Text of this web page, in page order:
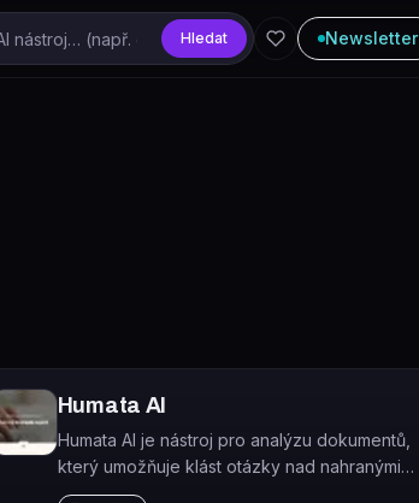
Hledat Newsletter
Humata AI
Humata AI je nástroj pro analýzu dokumentů,
který umožňuje klást otázky nad nahranými
soubory a okamžitě získávat odpovědi,